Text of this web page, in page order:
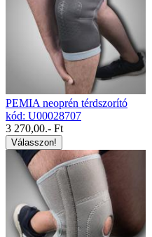
PEMIA neoprén térdszorító
kód: U00028707
3 270,00.- Ft
Válasszon!